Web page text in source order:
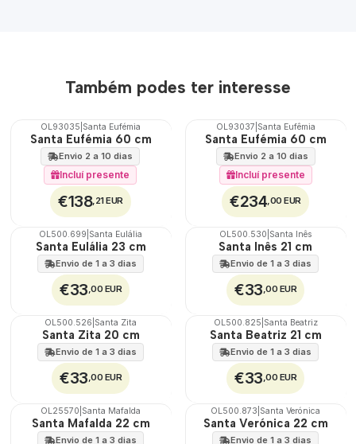
Também podes ter interesse
🇵🇹
100%
OL93035 Santa Eufémia
Santa Eufémia 60 cm
Envio 2 a 10 dias
Incluí presente
€138,21 EUR
🇵🇹
100%
OL93037 Santa Eufêmia
Santa Eufémia 60 cm
Envio 2 a 10 dias
Incluí presente
€234,00 EUR
🇵🇹
100%
OL500.699 Santa Eulália
Santa Eulália 23 cm
Envio de 1 a 3 dias
€33,00 EUR
🇵🇹
100%
OL500.530 Santa Inês
Santa Inês 21 cm
Envio de 1 a 3 dias
€33,00 EUR
🇵🇹
100%
OL500.526 Santa Zita
Santa Zita 20 cm
Envio de 1 a 3 dias
€33,00 EUR
🇵🇹
100%
OL500.825 Santa Beatriz
Santa Beatriz 21 cm
Envio de 1 a 3 dias
€33,00 EUR
🇵🇹
100%
OL25570 Santa Mafalda
Santa Mafalda 22 cm
Envio de 1 a 3 dias
🇵🇹
100%
OL500.873 Santa Verónica
Santa Verónica 22 cm
Envio de 1 a 3 dias